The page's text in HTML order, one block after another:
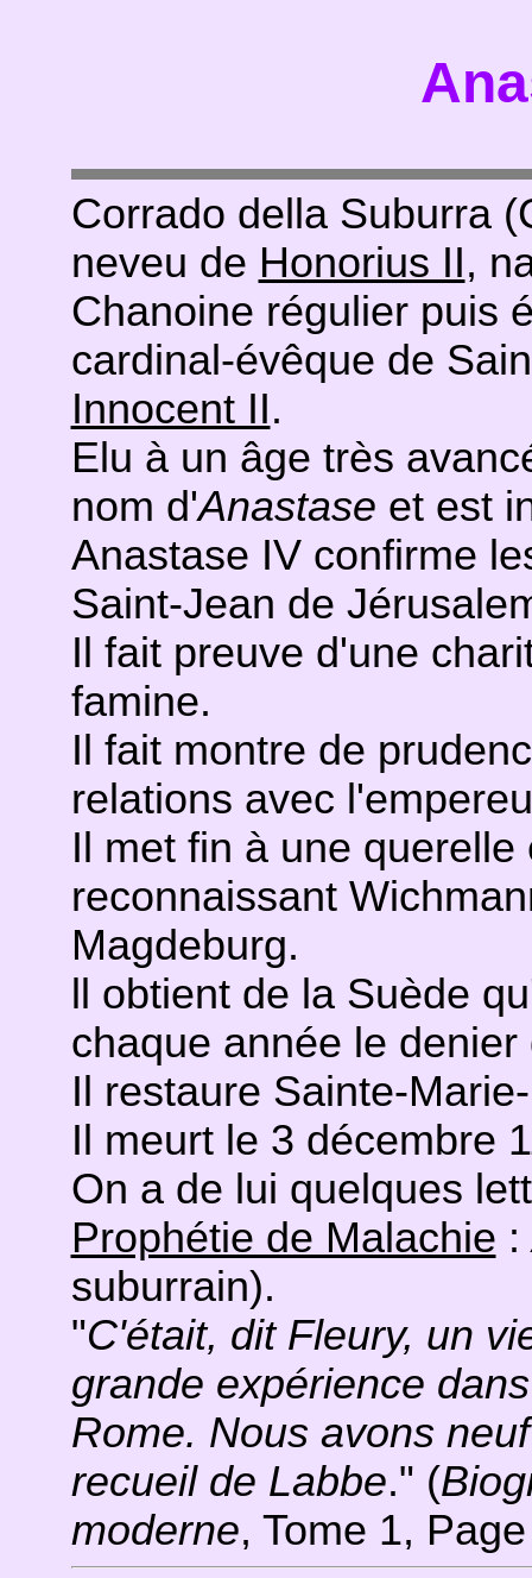
Corrado della Suburra
neveu de Honorius II,
Chanoine régulier puis
cardinal-évêque de
Innocent II.
Elu à un âge très
nom d'Anastase et est
Anastase IV confirme
Saint-Jean de
Il fait preuve d'une
famine.
Il fait montre de
relations avec
Il met fin à une
reconnaissant
Magdeburg.
ll obtient de la Suède
chaque année le
Il restaure Sainte-
Il meurt le 3 décembre
On a de lui quelques
Prophétie de Malachie :
suburrain).
"C'était, dit Fleury, un
grande expérience
Rome. Nous avons
recueil de Labbe." (
moderne, Tome 1,